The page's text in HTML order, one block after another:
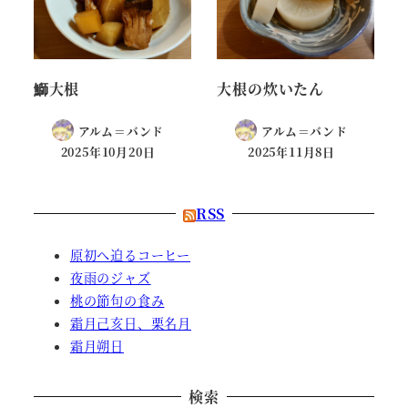
鰤大根
アルム＝バンド
2025年10月20日
大根の炊いたん
アルム＝バンド
2025年11月8日
RSS
原初へ迫るコーヒー
夜雨のジャズ
桃の節句の食み
霜月己亥日、栗名月
霜月朔日
検索